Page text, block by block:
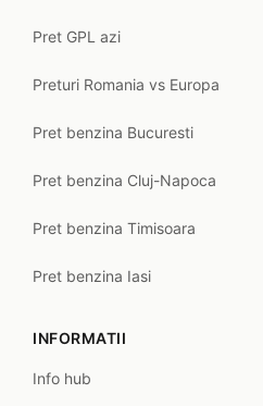
Pret GPL azi
Preturi Romania vs Europa
Pret benzina Bucuresti
Pret benzina Cluj-Napoca
Pret benzina Timisoara
Pret benzina Iasi
INFORMATII
Info hub